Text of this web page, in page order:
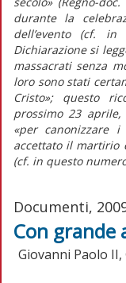
durante la
dell’evento (cf.
Dichiarazione si
massacrati senza
loro sono stati
Cristo»; questo
prossimo 23
«per canonizzare
accettato il martirio
(cf. in questo
Documenti,
Con grande
Giovanni Paolo